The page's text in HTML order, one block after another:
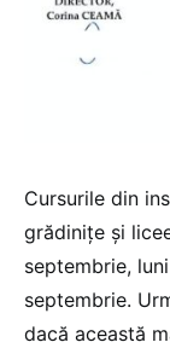
Cursurile din
grădinițe și
septembrie,
septembrie.
dacă această